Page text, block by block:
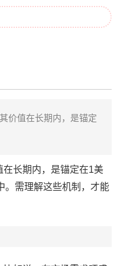
价值在长期内，是锚定
长期内，是锚定在1美
。需理解这些机制，才能